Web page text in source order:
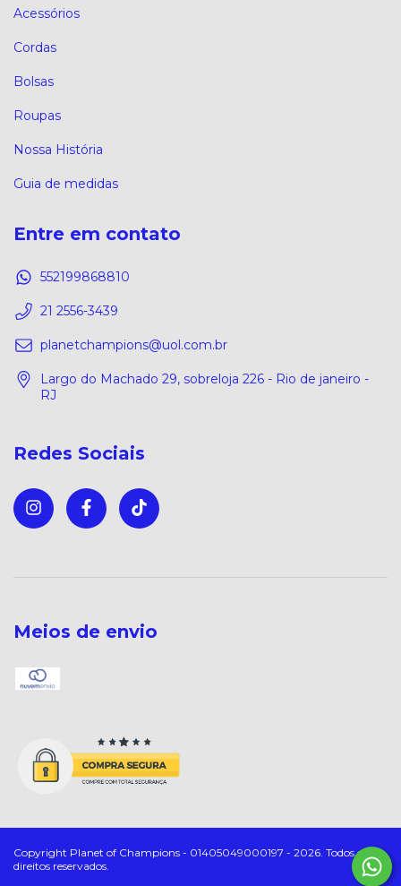
Acessórios
Cordas
Bolsas
Roupas
Nossa História
Guia de medidas
Entre em contato
552199868810
21 2556-3439
planetchampions@uol.com.br
Largo do Machado 29, sobreloja 226 - Rio de janeiro -
RJ
Redes Sociais
Meios de envio
Copyright Planet of Champions - 01405049000197 - 2026. Todos os
direitos reservados.